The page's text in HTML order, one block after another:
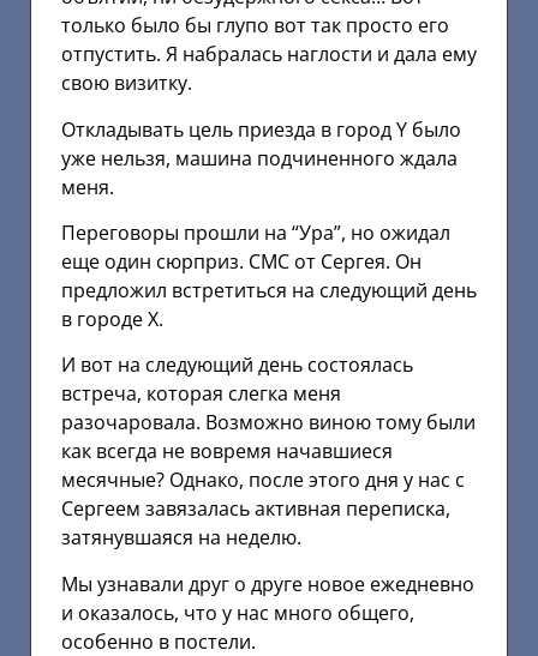
только было бы глупо вот так просто его
отпустить. Я набралась наглости и дала ему
свою визитку.
Откладывать цель приезда в город Y было
уже нельзя, машина подчиненного ждала
меня.
Переговоры прошли на “Ура”, но ожидал
еще один сюрприз. СМС от Сергея. Он
предложил встретиться на следующий день
в городе X.
И вот на следующий день состоялась
встреча, которая слегка меня
разочаровала. Возможно виною тому были
как всегда не вовремя начавшиеся
месячные? Однако, после этого дня у нас с
Сергеем завязалась активная переписка,
затянувшаяся на неделю.
Мы узнавали друг о друге новое ежедневно
и оказалось, что у нас много общего,
особенно в постели.